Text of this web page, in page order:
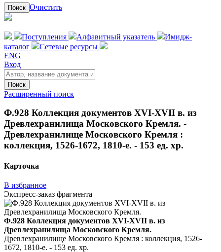
Поиск Очистить
Поступления Алфавитный указатель
Имидж-
каталог
Сетевые ресурсы
ENG
Вход
Поиск
Расширенный поиск
Ф.928 Коллекция документов XVI-XVII в. из
Древлехранилища Московского Кремля. -
Древлехранилище Московского Кремля :
коллекция, 1526-1672, 1810-е. - 153 ед. хр.
Карточка
В избранное
Экспресс-заказ фрагмента
Ф.928 Коллекция документов XVI-XVII в. из
Древлехранилища Московского Кремля.
Древлехранилище Московского Кремля : коллекция, 1526-
1672, 1810-е. - 153 ед. хр.